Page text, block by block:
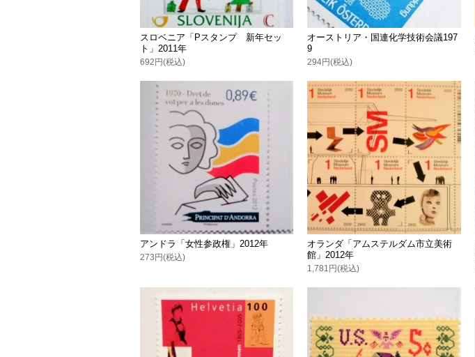
スロベニア「Pスタンプ 新年セッ
ト」2011年
692円(税込)
オーストリア・国連化学技術会議197
9
294円(税込)
アンドラ「女性参政権」2012年
273円(税込)
オランダ「アムステルダム市立美術
館」2012年
1,781円(税込)